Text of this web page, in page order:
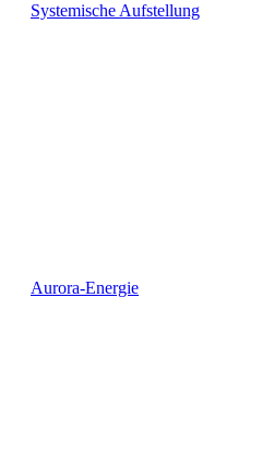
Systemische Aufstellung
Aurora-Energie